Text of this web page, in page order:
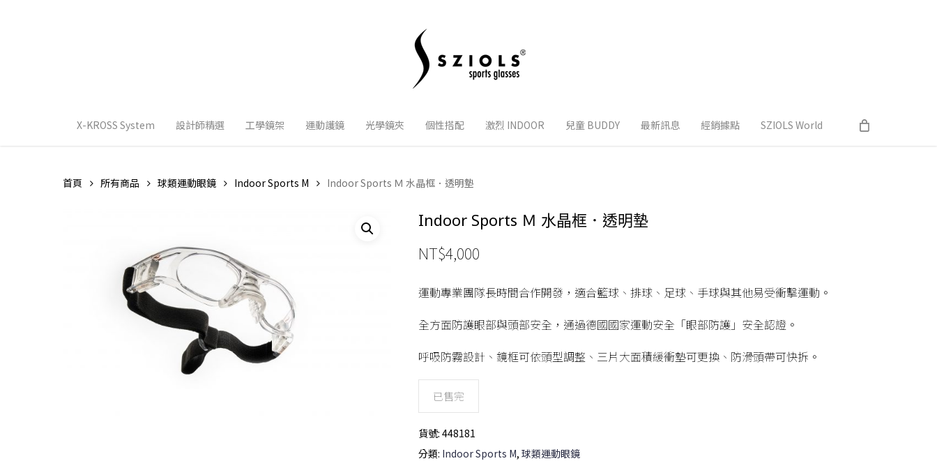
X-KROSS System 設計師精選 工學鏡架 運動護鏡 光學鏡夾 個性搭配 激烈 INDOOR 兒童 BUDDY 最新訊息 經銷據點 SZIOLS World
首頁 所有商品 球類運動眼鏡 Indoor Sports M Indoor Sports Ｍ 水晶框．透明墊
Indoor Sports Ｍ 水晶框．透明墊
NT$4,000
運動專業團隊長時間合作開發，適合籃球、排球、足球、手球與其他易受衝擊運動。
全方面防護眼部與頭部安全，通過德國國家運動安全「眼部防護」安全認證。
呼吸防霧設計、鏡框可依頭型調整、三片大面積緩衝墊可更換、防滑頭帶可快拆。
已售完
貨號: 448181
分類: Indoor Sports M, 球類運動眼鏡